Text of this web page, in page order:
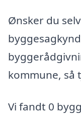
Ønsker du
kommune, så
Vi fandt 0